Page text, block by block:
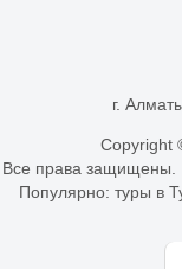
г.
Copyright
Все права защищены.
Популярно: туры в